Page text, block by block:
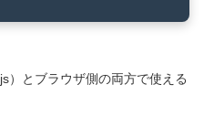
）とブラウザ側の両方で使える